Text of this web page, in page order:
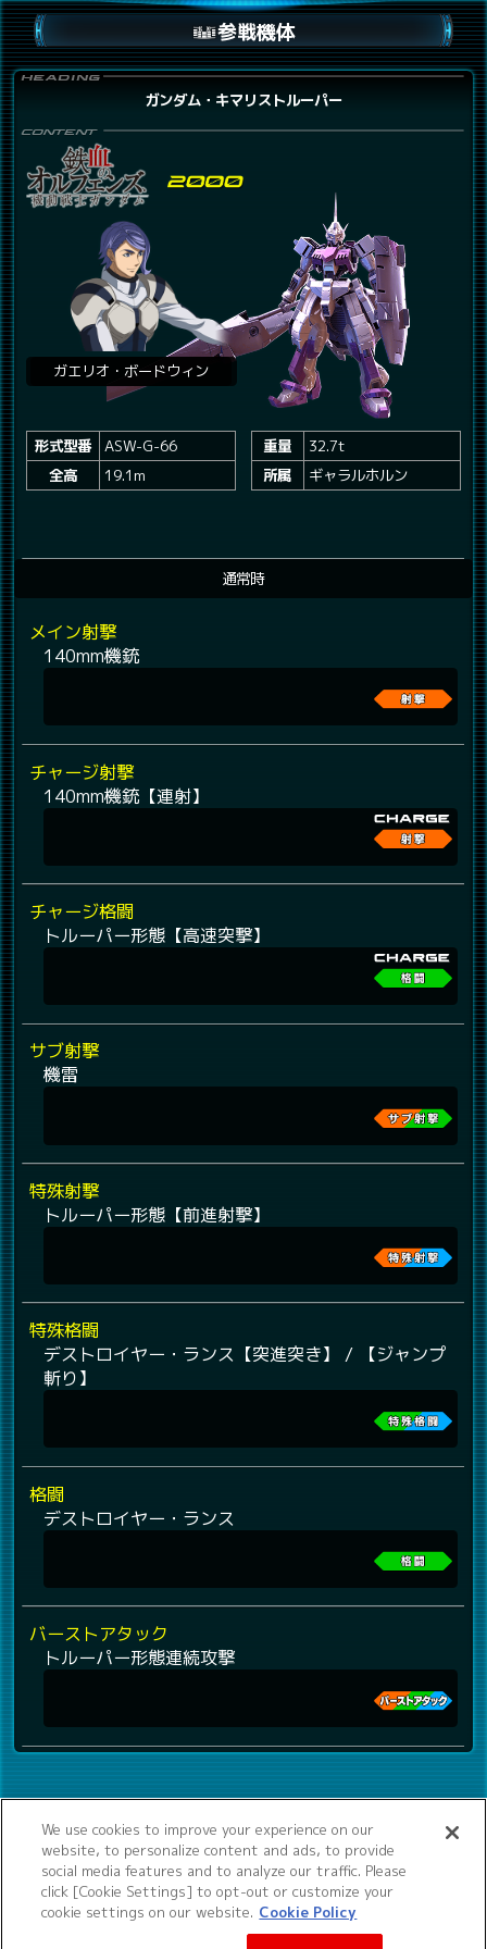
参戦機体
ガンダム・キマリストルーパー
ガエリオ・ボードウィン
形式型番
ASW-G-66
全高
19.1m
重量
32.7t
所属
ギャラルホルン
通常時
メイン射撃
140mm機銃
チャージ射撃
140mm機銃【連射】
チャージ格闘
トルーパー形態【高速突撃】
サブ射撃
機雷
特殊射撃
トルーパー形態【前進射撃】
特殊格闘
デストロイヤー・ランス【突進突き】 / 【ジャンプ
斬り】
格闘
デストロイヤー・ランス
バーストアタック
トルーパー形態連続攻撃
We use cookies to improve your experience on our
website, to personalize content and ads, to provide
social media features and to analyze our traffic. Please
click [Cookie Settings] to opt-out or customize your
cookie settings on our website. Cookie Policy